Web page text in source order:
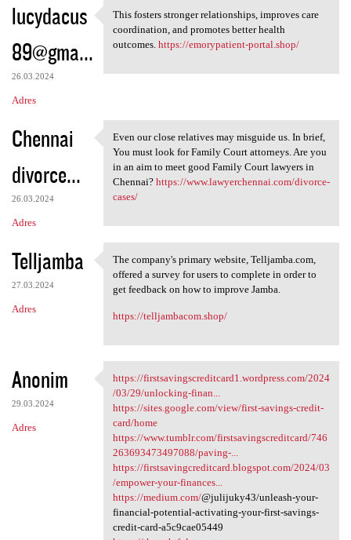
lucydacus
89@gma...
26.03.2024
Adres
This fosters stronger
This fosters stronger relationships, improves care
coordination, and promotes better health
outcomes. https://emorypatient-portal.shop/
Chennai
divorce...
26.03.2024
Adres
Even our close relatives may
Even our close relatives may misguide us. In brief,
You must look for Family Court attorneys. Are you
in an aim to meet good Family Court lawyers in
Chennai? https://www.lawyerchennai.com/divorce-
cases/
Telljamba
27.03.2024
Adres
The company's primary website
The company's primary website, Telljamba.com,
offered a survey for users to complete in order to
get feedback on how to improve Jamba.
https://telljambacom.shop/
Anonim
29.03.2024
Adres
https:/
https://firstsavingscreditcard1.wordpress.com/2024
/03/29/unlocking-finan...
https://sites.google.com/view/first-savings-credit-
card/home
https://www.tumblr.com/firstsavingscreditcard/746
263693473497088/paving-...
https://firstsavingcreditcard.blogspot.com/2024/03
/empower-your-finances...
https://medium.com/@julijuky43/unleash-your-
financial-potential-activating-your-first-savings-
credit-card-a5c9cae05449